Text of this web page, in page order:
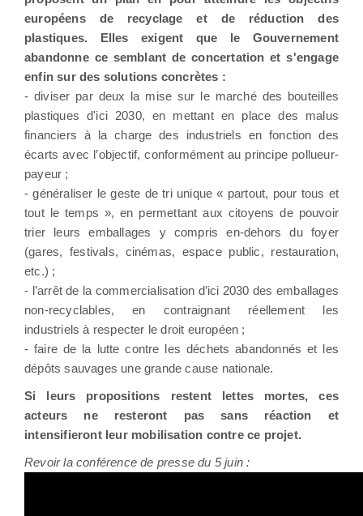
européens de recyclage et de réduction des
plastiques. Elles exigent que le Gouvernement
abandonne ce semblant de concertation et s'engage
enfin sur des solutions concrètes :
- diviser par deux la mise sur le marché des bouteilles
plastiques d'ici 2030, en mettant en place des malus
financiers à la charge des industriels en fonction des
écarts avec l’objectif, conformément au principe pollueur-
payeur ;
- généraliser le geste de tri unique « partout, pour tous et
tout le temps », en permettant aux citoyens de pouvoir
trier leurs emballages y compris en-dehors du foyer
(gares, festivals, cinémas, espace public, restauration,
etc.) ;
- l’arrêt de la commercialisation d’ici 2030 des emballages
non-recyclables, en contraignant réellement les
industriels à respecter le droit européen ;
- faire de la lutte contre les déchets abandonnés et les
dépôts sauvages une grande cause nationale.
Si leurs propositions restent lettes mortes, ces
acteurs ne resteront pas sans réaction et
intensifieront leur mobilisation contre ce projet.
Revoir la conférence de presse du 5 juin :